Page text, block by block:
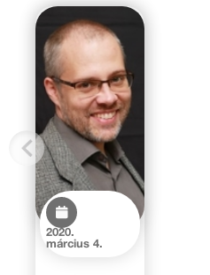
2020.
március 4.